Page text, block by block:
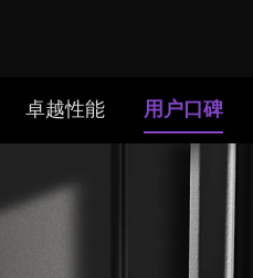
卓越性能 用户口碑